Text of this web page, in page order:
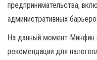
предпринимательства,
административных
На данный момент Минфин
рекомендации для